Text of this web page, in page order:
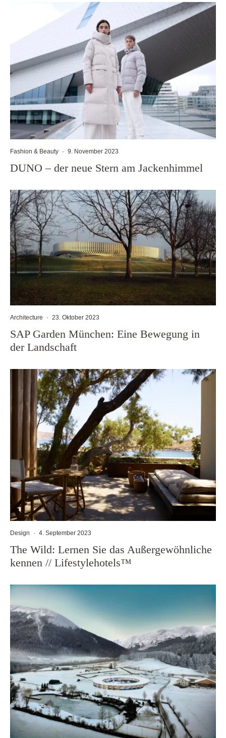
Fashion & Beauty · 9. November 2023
DUNO – der neue Stern am Jackenhimmel
Architecture · 23. Oktober 2023
SAP Garden München: Eine Bewegung in
der Landschaft
Design · 4. September 2023
The Wild: Lernen Sie das Außergewöhnliche
kennen // Lifestylehotels™